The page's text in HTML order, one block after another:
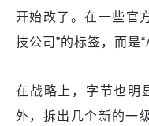
开始改了。在一些官
技公司”的标签，而是
在战略上，字节也明
外，拆出几个新的一